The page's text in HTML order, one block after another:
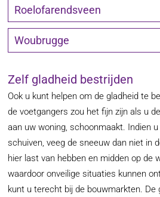
Roelofarendsveen
Woubrugge
Zelf gladheid bestrijden
Ook u kunt helpen om de gladheid te
de voetgangers zou het fijn zijn als u
aan uw woning, schoonmaakt. Indien
schuiven, veeg de sneeuw dan niet in
hier last van hebben en midden op de
waardoor onveilige situaties kunnen
kunt u terecht bij de bouwmarkten.